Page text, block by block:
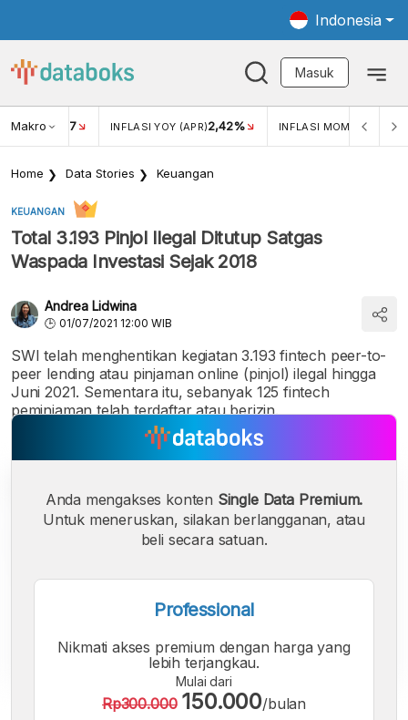
Indonesia
Masuk
Makro
USD/IDR 17 INFLASI YOY (APR)2,42% INFLASI MOM (MAR)
Home Data Stories Keuangan
KEUANGAN
Total 3.193 Pinjol Ilegal Ditutup Satgas
Waspada Investasi Sejak 2018
Andrea Lidwina
01/07/2021 12:00 WIB
SWI telah menghentikan kegiatan 3.193 fintech peer-to-
peer lending atau pinjaman online (pinjol) ilegal hingga
Juni 2021. Sementara itu, sebanyak 125 fintech
peminjaman telah terdaftar atau berizin.
A A A
Anda mengakses konten Single Data Premium.
Untuk meneruskan, silakan berlangganan, atau
beli secara satuan.
Professional
Nikmati akses premium dengan harga yang
lebih terjangkau.
Mulai dari
Rp300.000 150.000/bulan